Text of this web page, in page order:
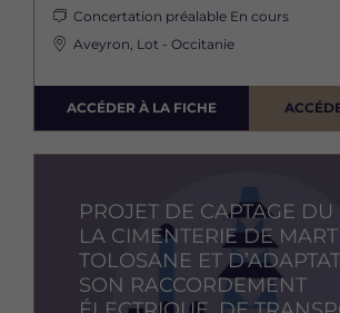
Concertation préalable En cours
Aveyron, Lot - Occitanie
ACCÉDER À LA FICHE
PROJET DE CAPTAGE DU
LA CIMENTERIE DE
TOLOSANE ET
SON RACCORDEMENT